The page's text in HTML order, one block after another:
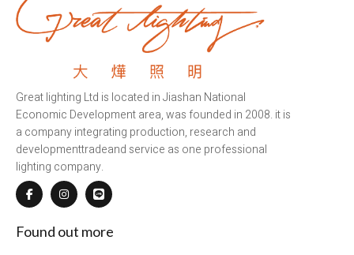
Great lighting Ltd is located in Jiashan National
Economic Development area, was founded in 2008. it is
a company integrating production, research and
developmenttradeand service as one professional
lighting company.
Found out more